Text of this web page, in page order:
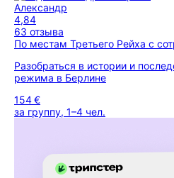
Александр
4,84
63 отзыва
По местам Третьего Рейха с
Разобраться в истории и
режима в Берлине
154 €
за группу, 1–4 чел.